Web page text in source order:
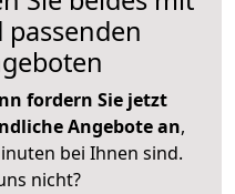
fordern Sie jetzt
Angebote an,
bei Ihnen sind.
nicht?